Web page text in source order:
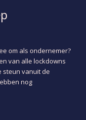
om als ondernemer?
van alle lockdowns
steun vanuit de
nog